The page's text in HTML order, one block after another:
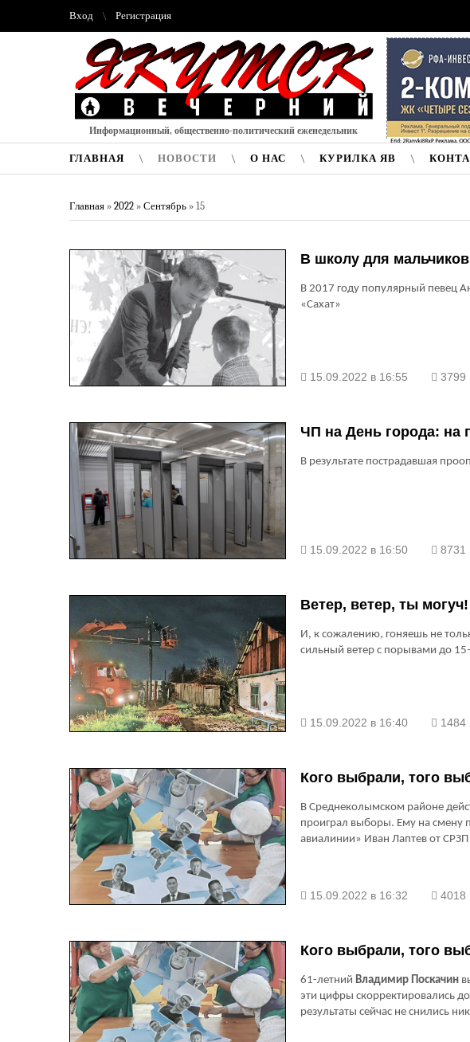
Вход Регистрация
Информационный, общественно-политический еженедельник
ГЛАВНАЯ НОВОСТИ О НАС КУРИЛКА ЯВ
Главная » 2022 » Сентябрь » 15
В школу для
В 2017 году популярный певец
«Сахат»
15.09.2022 в 16:55 3799
ЧП на День города: на
В результате пострадавшая
15.09.2022 в 16:50 8731
Ветер, ветер, ты могуч!
И, к сожалению, гоняешь не
сильный ветер с порывами до
15.09.2022 в 16:40 1484
Кого выбрали, того
В Среднеколымском районе
проиграл выборы. Ему на
авиалинии» Иван Лаптев от СРЗП
15.09.2022 в 16:32 4018
Кого выбрали, того
61-летний Владимир Поскачин
эти цифры скорректировались
результаты сейчас не снились